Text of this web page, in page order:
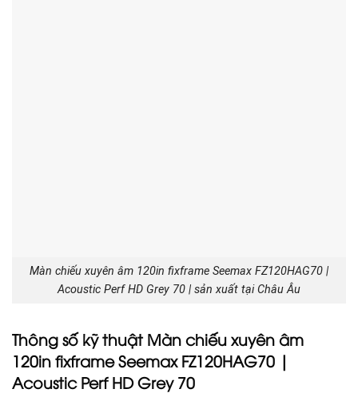
Màn chiếu xuyên âm 120in fixframe Seemax FZ120HAG70 |
Acoustic Perf HD Grey 70 | sản xuất tại Châu Âu
Thông số kỹ thuật Màn chiếu xuyên âm
120in fixframe Seemax FZ120HAG70 |
Acoustic Perf HD Grey 70